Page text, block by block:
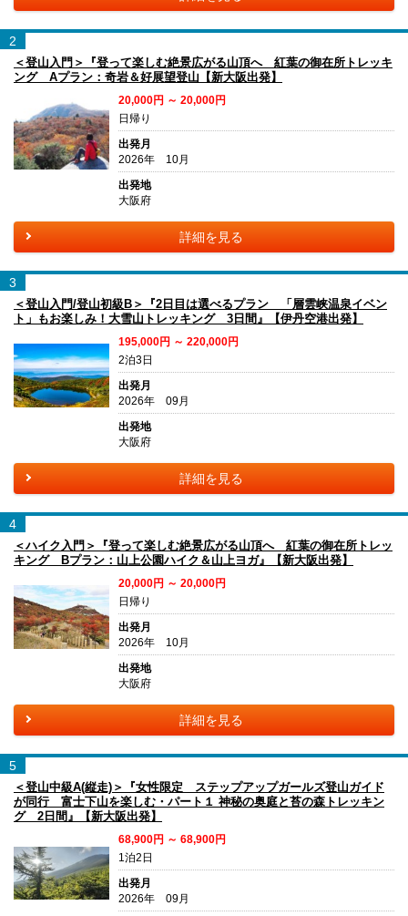
2
＜登山入門＞『登って楽しむ絶景広がる山頂へ 紅葉の御在所トレッキ
ング Aプラン：奇岩＆好展望登山【新大阪出発】
20,000円 ～ 20,000円
日帰り
出発月
2026年 10月
出発地
大阪府
詳細を見る
3
＜登山入門/登山初級B＞『2日目は選べるプラン 「層雲峡温泉イベン
ト」もお楽しみ！大雪山トレッキング 3日間』【伊丹空港出発】
195,000円 ～ 220,000円
2泊3日
出発月
2026年 09月
出発地
大阪府
詳細を見る
4
＜ハイク入門＞『登って楽しむ絶景広がる山頂へ 紅葉の御在所トレッ
キング Bプラン：山上公園ハイク＆山上ヨガ』【新大阪出発】
20,000円 ～ 20,000円
日帰り
出発月
2026年 10月
出発地
大阪府
詳細を見る
5
＜登山中級A(縦走)＞『女性限定 ステップアップガールズ登山ガイド
が同行 富士下山を楽しむ・パート１ 神秘の奥庭と苔の森トレッキン
グ 2日間』【新大阪出発】
68,900円 ～ 68,900円
1泊2日
出発月
2026年 09月